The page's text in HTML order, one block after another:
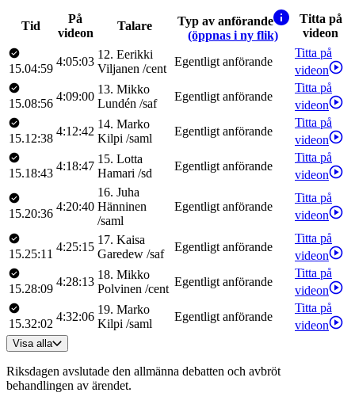
Tid
På
videon
Talare
Typ av anförande
(öppnas i ny flik)
Titta på
videon
15.04:59
4:05:03
12. Eerikki
Viljanen /cent
Egentligt anförande
Titta på
videon
15.08:56
4:09:00
13. Mikko
Lundén /saf
Egentligt anförande
Titta på
videon
15.12:38
4:12:42
14. Marko
Kilpi /saml
Egentligt anförande
Titta på
videon
15.18:43
4:18:47
15. Lotta
Hamari /sd
Egentligt anförande
Titta på
videon
15.20:36
4:20:40
16. Juha
Hänninen
/saml
Egentligt anförande
Titta på
videon
15.25:11
4:25:15
17. Kaisa
Garedew /saf
Egentligt anförande
Titta på
videon
15.28:09
4:28:13
18. Mikko
Polvinen /cent
Egentligt anförande
Titta på
videon
15.32:02
4:32:06
19. Marko
Kilpi /saml
Egentligt anförande
Titta på
videon
Visa alla
Riksdagen avslutade den allmänna debatten och avbröt
behandlingen av ärendet.